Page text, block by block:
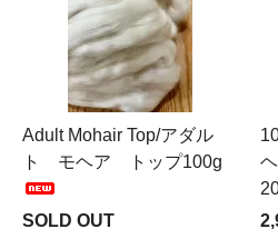
Adult Mohair Top/アダル
ト モヘア トップ100g
SOLD OUT